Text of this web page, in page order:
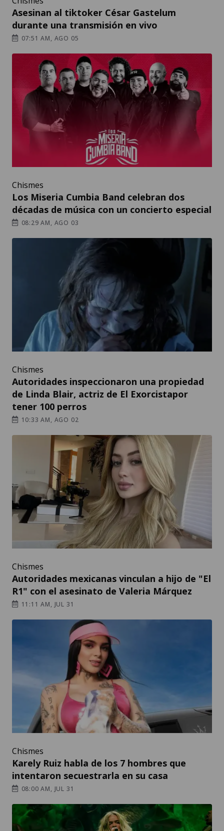
Asesinan al tiktoker César Gastelum
durante una transmisión en vivo
07:51 AM, AGO 05
Chismes
Los Miseria Cumbia Band celebran dos
décadas de música con un concierto especial
08:29 AM, AGO 03
Chismes
Autoridades inspeccionaron una propiedad
de Linda Blair, actriz de El Exorcistapor
tener 100 perros
10:33 AM, AGO 02
Chismes
Autoridades mexicanas vinculan a hijo de "El
R1" con el asesinato de Valeria Márquez
11:11 AM, JUL 31
Chismes
Karely Ruiz habla de los 7 hombres que
intentaron secuestrarla en su casa
08:00 AM, JUL 31